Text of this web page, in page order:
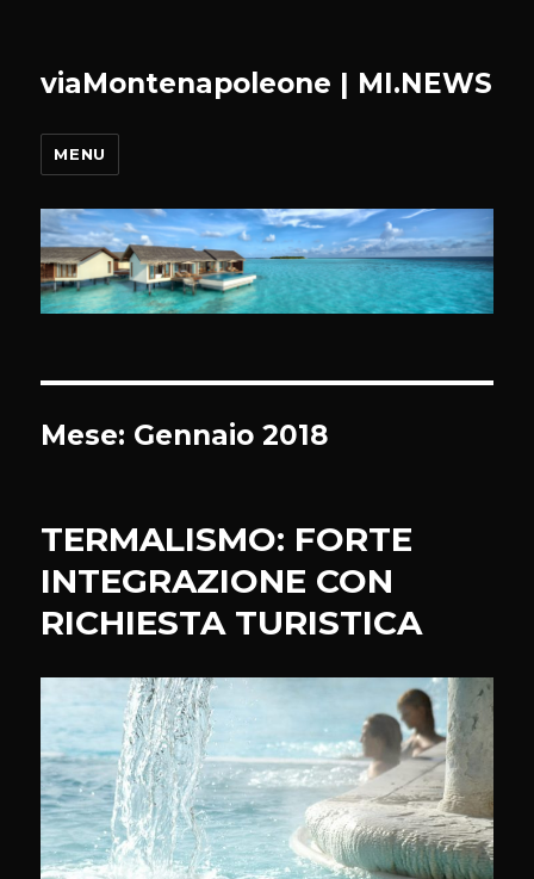
viaMontenapoleone | MI.NEWS
MENU
Mese: Gennaio 2018
TERMALISMO: FORTE
INTEGRAZIONE CON
RICHIESTA TURISTICA